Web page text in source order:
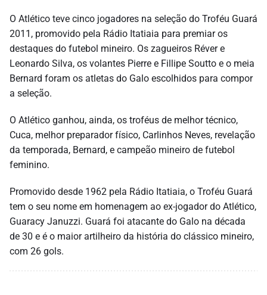
O Atlético teve cinco jogadores na seleção do Troféu Guará
2011, promovido pela Rádio Itatiaia para premiar os
destaques do futebol mineiro. Os zagueiros Réver e
Leonardo Silva, os volantes Pierre e Fillipe Soutto e o meia
Bernard foram os atletas do Galo escolhidos para compor
a seleção.
O Atlético ganhou, ainda, os troféus de melhor técnico,
Cuca, melhor preparador físico, Carlinhos Neves, revelação
da temporada, Bernard, e campeão mineiro de futebol
feminino.
Promovido desde 1962 pela Rádio Itatiaia, o Troféu Guará
tem o seu nome em homenagem ao ex-jogador do Atlético,
Guaracy Januzzi. Guará foi atacante do Galo na década
de 30 e é o maior artilheiro da história do clássico mineiro,
com 26 gols.